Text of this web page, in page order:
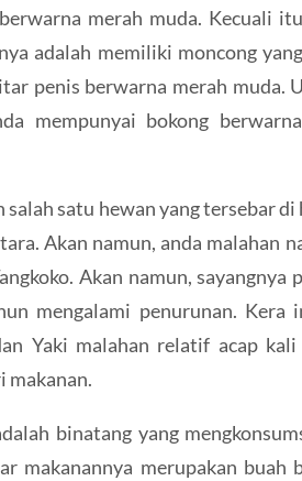
merah muda. Kecuali
adalah memiliki moncong
penis berwarna merah muda.
mempunyai bokong
salah satu hewan yang tersebar
Akan namun, anda malahan
Akan namun,
mengalami penurunan. Kera
Yaki malahan relatif acap
makanan.
binatang yang
makanannya merupakan